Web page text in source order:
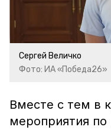
Сергей Величко
Фото: ИА «Победа26»
Вместе с тем в
мероприятия